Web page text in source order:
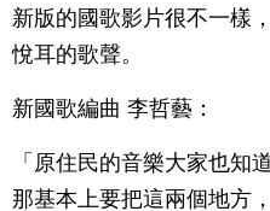
新版的國歌影片很不一樣
悅耳的歌聲。
新國歌編曲 李哲藝：
「原住民的音樂大家也知
那基本上要把這兩個地方